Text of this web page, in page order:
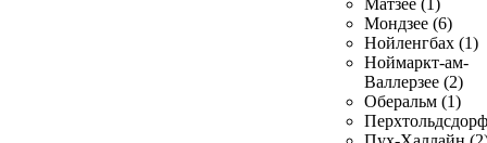
Матзее (1)
Мондзее (6)
Нойленгбах (1)
Ноймаркт-ам-
Валлерзее (2)
Оберальм (1)